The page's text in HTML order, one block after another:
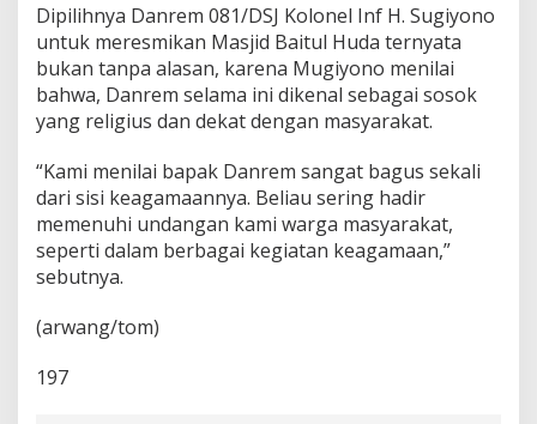
h
B
a
g
i
S
m
u
a
!
Dipilihnya Danrem 081/DSJ Kolonel Inf H. Sugiyono
untuk meresmikan Masjid Baitul Huda ternyata
bukan tanpa alasan, karena Mugiyono menilai
bahwa, Danrem selama ini dikenal sebagai sosok
yang religius dan dekat dengan masyarakat.
“Kami menilai bapak Danrem sangat bagus sekali
dari sisi keagamaannya. Beliau sering hadir
memenuhi undangan kami warga masyarakat,
seperti dalam berbagai kegiatan keagamaan,”
sebutnya.
(arwang/tom)
197